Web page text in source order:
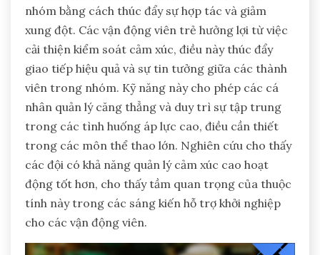
nhóm bằng cách thúc đẩy sự hợp tác và giảm
xung đột. Các vận động viên trẻ hưởng lợi từ việc
cải thiện kiểm soát cảm xúc, điều này thúc đẩy
giao tiếp hiệu quả và sự tin tưởng giữa các thành
viên trong nhóm. Kỹ năng này cho phép các cá
nhân quản lý căng thẳng và duy trì sự tập trung
trong các tình huống áp lực cao, điều cần thiết
trong các môn thể thao lớn. Nghiên cứu cho thấy
các đội có khả năng quản lý cảm xúc cao hoạt
động tốt hơn, cho thấy tầm quan trọng của thuộc
tính này trong các sáng kiến hỗ trợ khởi nghiệp
cho các vận động viên.